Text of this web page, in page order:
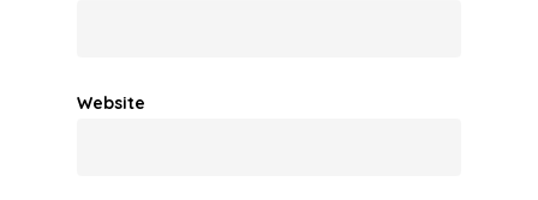
Website